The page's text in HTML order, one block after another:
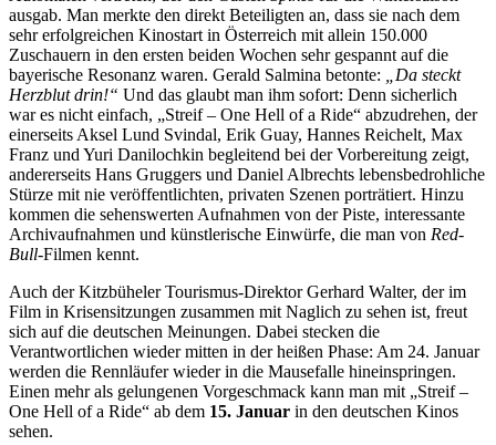
ausgab. Man merkte den direkt Beteiligten an, dass sie nach dem
sehr erfolgreichen Kinostart in Österreich mit allein 150.000
Zuschauern in den ersten beiden Wochen sehr gespannt auf die
bayerische Resonanz waren. Gerald Salmina betonte:
„Da steckt
Herzblut drin!“ Und das glaubt man ihm sofort: Denn sicherlich
war es nicht einfach, „Streif – One Hell of a Ride“ abzudrehen, der
einerseits Aksel Lund Svindal, Erik Guay, Hannes Reichelt, Max
Franz und Yuri Danilochkin begleitend bei der Vorbereitung zeigt,
andererseits Hans Gruggers und Daniel Albrechts lebensbedrohliche
Stürze mit nie veröffentlichten, privaten Szenen porträtiert. Hinzu
kommen die sehenswerten Aufnahmen von der Piste, interessante
Archivaufnahmen und künstlerische Einwürfe, die man von Red-
Bull-Filmen kennt.
Auch der Kitzbüheler Tourismus-Direktor Gerhard Walter, der im
Film in Krisensitzungen zusammen mit Naglich zu sehen ist, freut
sich auf die deutschen Meinungen. Dabei stecken die
Verantwortlichen wieder mitten in der heißen Phase: Am 24. Januar
werden die Rennläufer wieder in die Mausefalle hineinspringen.
Einen mehr als gelungenen Vorgeschmack kann man mit „Streif –
One Hell of a Ride“ ab dem 15. Januar in den deutschen Kinos
sehen.